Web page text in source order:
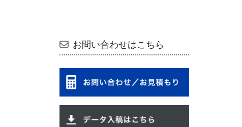
お問い合わせはこちら